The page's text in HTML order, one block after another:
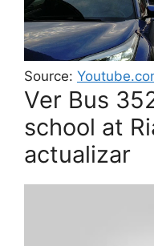
Source:
Ver Bus
school at
actualizar